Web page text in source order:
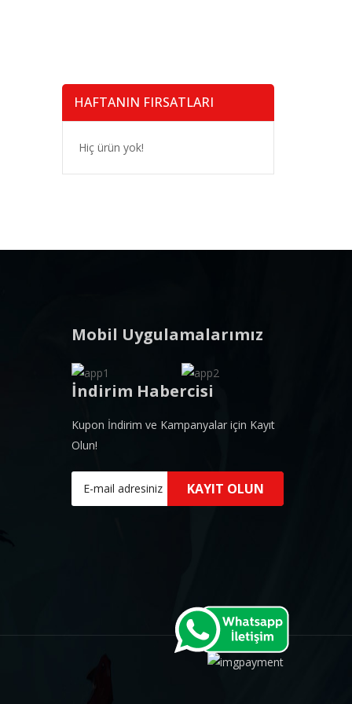
HAFTANIN FIRSATLARI
Hiç ürün yok!
Mobil Uygulamalarımız
İndirim Habercisi
Kupon İndirim ve Kampanyalar için Kayıt
Olun!
KAYIT OLUN